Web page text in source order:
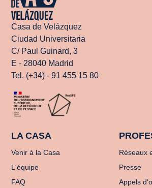
Casa de Velázquez
Ciudad Universitaria
C/ Paul Guinard, 3
E - 28040 Madrid
Tel. (+34) - 91 455 15 80
LA CASA
Venir à la Casa
L'équipe
FAQ
Réseaux
Presse
Appels